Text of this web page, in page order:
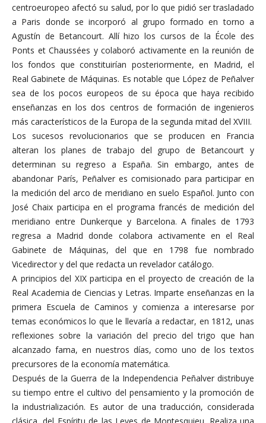
centroeuropeo afectó su salud, por lo que pidió ser trasladado
a Paris donde se incorporó al grupo formado en torno a
Agustín de Betancourt. Allí hizo los cursos de la École des
Ponts et Chaussées y colaboró activamente en la reunión de
los fondos que constituirían posteriormente, en Madrid, el
Real Gabinete de Máquinas. Es notable que López de Peñalver
sea de los pocos europeos de su época que haya recibido
enseñanzas en los dos centros de formación de ingenieros
más característicos de la Europa de la segunda mitad del XVIII.
Los sucesos revolucionarios que se producen en Francia
alteran los planes de trabajo del grupo de Betancourt y
determinan su regreso a España. Sin embargo, antes de
abandonar París, Peñalver es comisionado para participar en
la medición del arco de meridiano en suelo Español. Junto con
José Chaix participa en el programa francés de medición del
meridiano entre Dunkerque y Barcelona. A finales de 1793
regresa a Madrid donde colabora activamente en el Real
Gabinete de Máquinas, del que en 1798 fue nombrado
Vicedirector y del que redacta un revelador catálogo.
A principios del XIX participa en el proyecto de creación de la
Real Academia de Ciencias y Letras. Imparte enseñanzas en la
primera Escuela de Caminos y comienza a interesarse por
temas económicos lo que le llevaría a redactar, en 1812, unas
reflexiones sobre la variación del precio del trigo que han
alcanzado fama, en nuestros días, como uno de los textos
precursores de la economía matemática.
Después de la Guerra de la Independencia Peñalver distribuye
su tiempo entre el cultivo del pensamiento y la promoción de
la industrialización. Es autor de una traducción, considerada